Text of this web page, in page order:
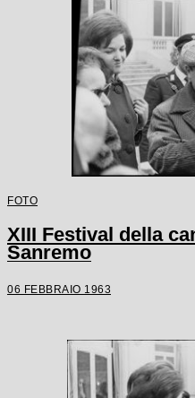
FOTO
XIII Festival della
Sanremo
06 FEBBRAIO 1963